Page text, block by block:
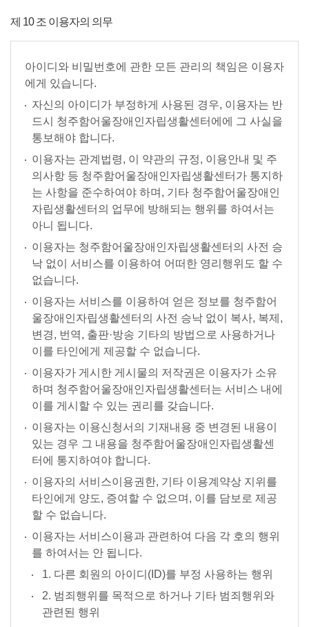
제 10 조 이용자의 의무
아이디와 비밀번호에 관한 모든 관리의 책임은 이용자
에게 있습니다.
자신의 아이디가 부정하게 사용된 경우, 이용자는 반
드시 청주함어울장애인자립생활센터에에 그 사실을
통보해야 합니다.
이용자는 관계법령, 이 약관의 규정, 이용안내 및 주
의사항 등 청주함어울장애인자립생활센터가 통지하
는 사항을 준수하여야 하며, 기타 청주함어울장애인
자립생활센터의 업무에 방해되는 행위를 하여서는
아니 됩니다.
이용자는 청주함어울장애인자립생활센터의 사전 승
낙 없이 서비스를 이용하여 어떠한 영리행위도 할 수
없습니다.
이용자는 서비스를 이용하여 얻은 정보를 청주함어
울장애인자립생활센터의 사전 승낙 없이 복사, 복제,
변경, 번역, 출판·방송 기타의 방법으로 사용하거나
이를 타인에게 제공할 수 없습니다.
이용자가 게시한 게시물의 저작권은 이용자가 소유
하며 청주함어울장애인자립생활센터는 서비스 내에
이를 게시할 수 있는 권리를 갖습니다.
이용자는 이용신청서의 기재내용 중 변경된 내용이
있는 경우 그 내용을 청주함어울장애인자립생활센
터에 통지하여야 합니다.
이용자의 서비스이용권한, 기타 이용계약상 지위를
타인에게 양도, 증여할 수 없으며, 이를 담보로 제공
할 수 없습니다.
이용자는 서비스이용과 관련하여 다음 각 호의 행위
를 하여서는 안 됩니다.
1. 다른 회원의 아이디(ID)를 부정 사용하는 행위
2. 범죄행위를 목적으로 하거나 기타 범죄행위와
관련된 행위